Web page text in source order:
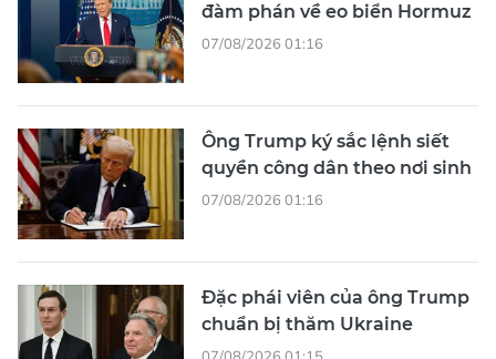
đàm phán về eo biển Hormuz
07/08/2026 01:16
Ông Trump ký sắc lệnh siết
quyền công dân theo nơi sinh
07/08/2026 01:16
Đặc phái viên của ông Trump
chuẩn bị thăm Ukraine